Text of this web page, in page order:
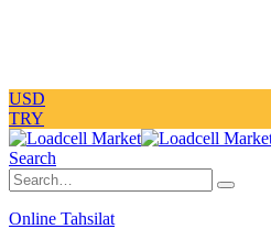
USD
TRY
Search
Online Tahsilat